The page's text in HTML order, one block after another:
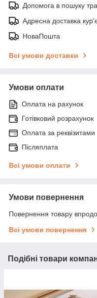
Допомога в пошуку
Адресна доставка
НоваПошта
Всі умови доставки
Умови оплати
Оплата на рахунок
Готівковий розрахунок
Оплата за реквізитами
Післяплата
Всі умови оплати
Умови повернення
Повернення товару
Всі умови повернення
Подібні товари